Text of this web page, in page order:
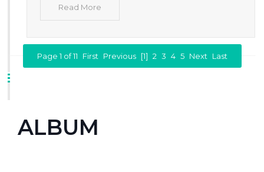
Read More
Page 1 of 11 First Previous [1] 2 3 4 5 Next Last
ALBUM